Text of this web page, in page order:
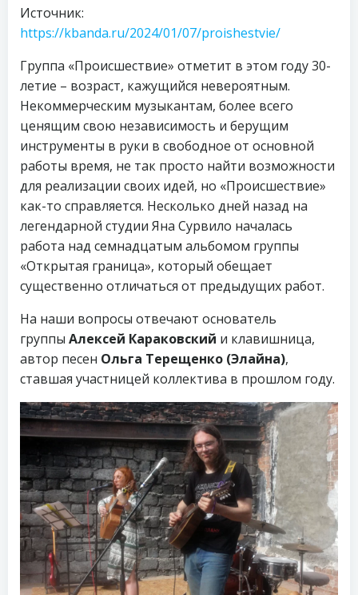
Источник:
https://kbanda.ru/2024/01/07/proishestvie/
Группа «Происшествие» отметит в этом году 30-
летие – возраст, кажущийся невероятным.
Некоммерческим музыкантам, более всего
ценящим свою независимость и берущим
инструменты в руки в свободное от основной
работы время, не так просто найти возможности
для реализации своих идей, но «Происшествие»
как-то справляется. Несколько дней назад на
легендарной студии Яна Сурвило началась
работа над семнадцатым альбомом группы
«Открытая граница», который обещает
существенно отличаться от предыдущих работ.
На наши вопросы отвечают основатель
группы Алексей Караковский и клавишница,
автор песен Ольга Терещенко (Элайна),
ставшая участницей коллектива в прошлом году.